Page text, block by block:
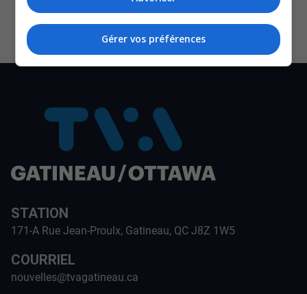
STATION
171-A Rue Jean-Proulx, Gatineau, QC J8Z 1W5
COURRIEL
nouvelles@tvagatineau.ca
Gérer vos préférences